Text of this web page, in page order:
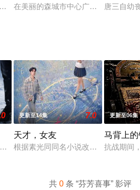
出品的谍战剧，由楼健执导，宗峰岩
在美丽的森城市中心广场，支教老师
唐三自幼
河市刑侦支队在无普及监控、无DNA
更新至14集 7.0
天才，女友
根据素光同同名小说改编。江逾白长
更新至06集
马背上
抗战期间
共0 条 “芬芳喜事” 影评